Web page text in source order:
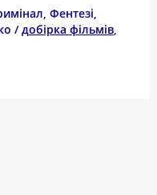
, Фентезі,
/добірка фільмів,